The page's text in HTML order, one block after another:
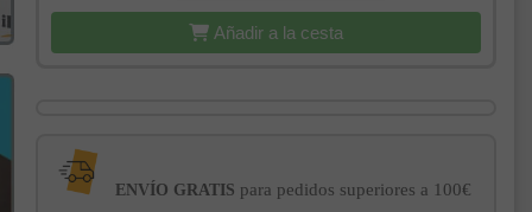
Añadir a la cesta
ENVÍO GRATIS para pedidos superiores a 100€